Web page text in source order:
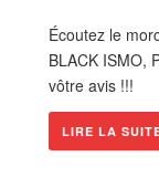
Écoutez le
BLACK ISMO,
vôtre avis !!!
LIRE LA